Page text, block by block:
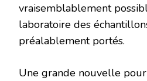
vraisemblablement
laboratoire des
préalablement portés.
Une grande nouvelle pour